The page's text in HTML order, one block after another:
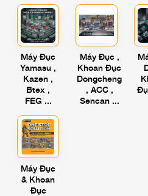
Máy Đục
Yamasu ,
Kazen ,
Btex ,
FEG ...
Máy Đục ,
Khoan Đục
Dongcheng
, ACC ,
Sencan ...
Máy Đục
& Khoan
Đục